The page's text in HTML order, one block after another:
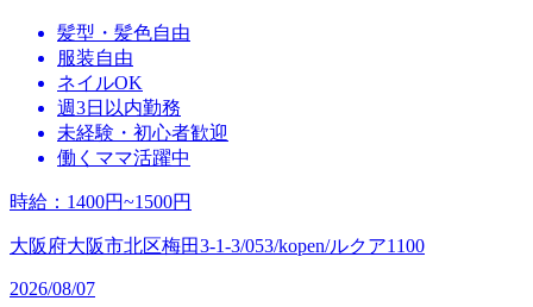
髪型・髪色自由
服装自由
ネイルOK
週3日以内勤務
未経験・初心者歓迎
働くママ活躍中
時給 ： 1400円~1500円
大阪府大阪市北区梅田3-1-3/053/kopen/ルクア1100
2026/08/07